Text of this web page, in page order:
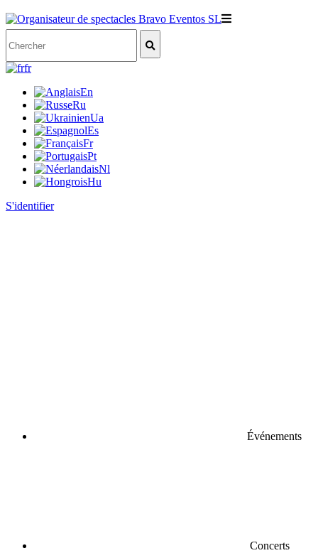
fr
En
Ru
Ua
Es
Fr
Pt
Nl
Hu
S'identifier
Événements
Concerts